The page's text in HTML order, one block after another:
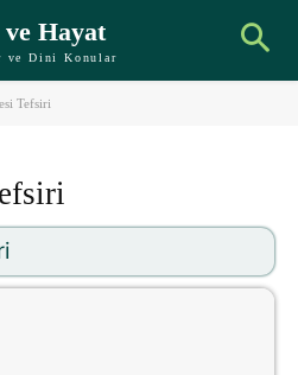
Hayat
ve Dini Konular
Tefsiri